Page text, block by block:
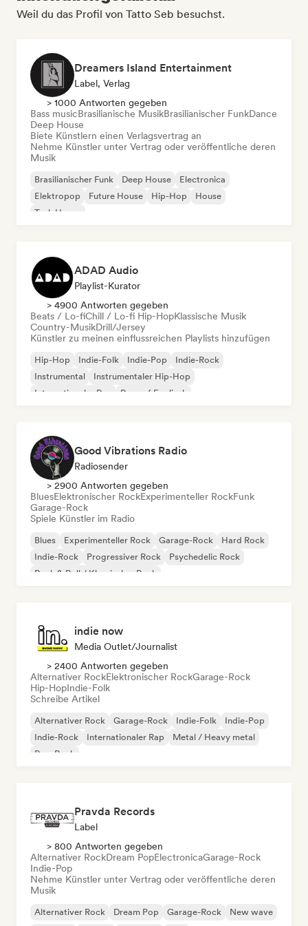
Weil du das Profil von Tatto Seb besuchst.
Dreamers Island Entertainment
Label, Verlag
> 1000 Antworten gegeben
Bass musicBrasilianische MusikBrasilianischer FunkDance
Deep House
Biete Künstlern einen Verlagsvertrag an
Nehme Künstler unter Vertrag oder veröffentliche deren
Musik
Brasilianischer Funk Deep House
Electronica
Elektropop
Future House Hip-Hop
House
Tech House
ADAD Audio
Playlist-Kurator
> 4900 Antworten gegeben
Beats / Lo-fiChill / Lo-fi Hip-HopKlassische Musik
Country-MusikDrill/Jersey
Künstler zu meinen einflussreichen Playlists hinzufügen
Hip-Hop Indie-Folk Indie-Pop
Indie-Rock
Instrumental
Instrumentaler Hip-Hop
Internationaler Rap
Rap auf Englisch
Good Vibrations Radio
Radiosender
> 2900 Antworten gegeben
BluesElektronischer RockExperimenteller RockFunk
Garage-Rock
Spiele Künstler im Radio
Blues Experimenteller Rock Garage-Rock
Hard Rock
Indie-Rock
Progressiver Rock
Psychedelic Rock
Rock & Roll / Klassischer Rock
indie now
Media Outlet/Journalist
> 2400 Antworten gegeben
Alternativer RockElektronischer RockGarage-Rock
Hip-HopIndie-Folk
Schreibe Artikel
Alternativer Rock Garage-Rock Indie-Folk
Indie-Pop
Indie-Rock
Internationaler Rap
Metal / Heavy metal
Pop-Rock
Pravda Records
Label
> 800 Antworten gegeben
Alternativer RockDream PopElectronicaGarage-Rock
Indie-Pop
Nehme Künstler unter Vertrag oder veröffentliche deren
Musik
Alternativer Rock Dream Pop Garage-Rock
New wave